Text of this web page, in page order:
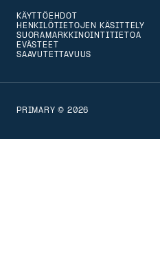
PRIMARY © 2026
KÄYTTÖEHDOT
HENKILÖTIETOJEN KÄSITTELY
SUORAMARKKINOINTITIETOA
EVÄSTEET
SAAVUTETTAVUUS